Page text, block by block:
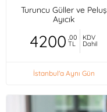
Turuncu Güller ve Peluş
Ayıcık
4200 ,00
TL
KDV
Dahil
İstanbul'a Aynı Gün